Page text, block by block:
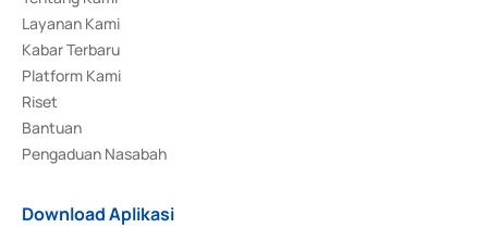
Layanan Kami
Kabar Terbaru
Platform Kami
Riset
Bantuan
Pengaduan Nasabah
Download Aplikasi